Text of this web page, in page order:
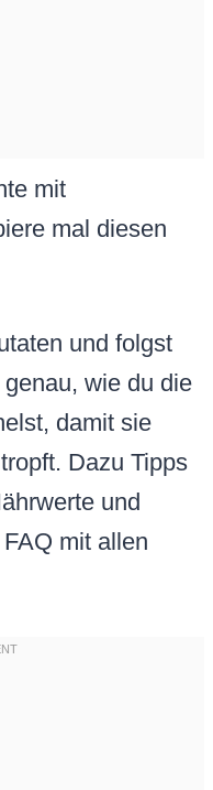
mit
mal diesen
und folgst
wie du die
damit sie
Dazu Tipps
und
mit allen